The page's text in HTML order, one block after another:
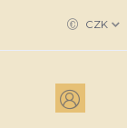
CZK